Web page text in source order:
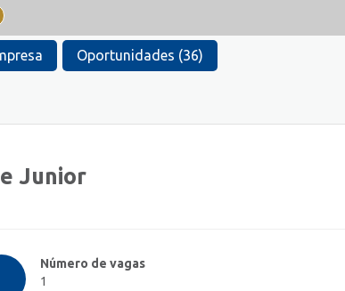
Oportunidades (36)
Junior
Número de vagas
1